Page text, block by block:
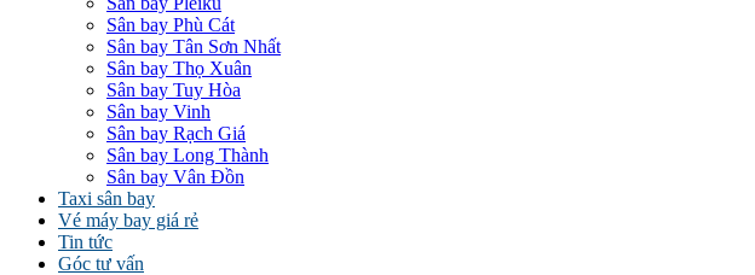
Sân bay Phù Cát
Sân bay Tân Sơn Nhất
Sân bay Thọ Xuân
Sân bay Tuy Hòa
Sân bay Vinh
Sân bay Rạch Giá
Sân bay Long Thành
Sân bay Vân Đồn
Taxi sân bay
Vé máy bay giá rẻ
Tin tức
Góc tư vấn